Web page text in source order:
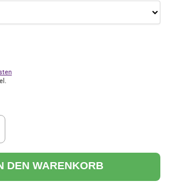
DEN WARENKORB